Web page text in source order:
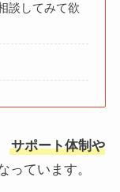
談してみて欲
サポート体制や
っています。